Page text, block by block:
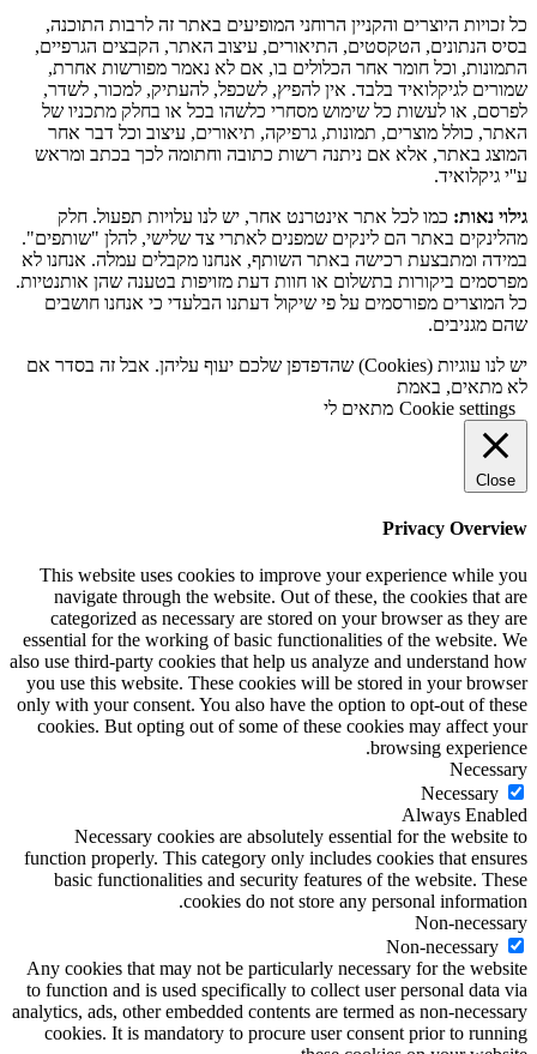
כל זכויות היוצרים והקניין הרוחני המופיעים באתר זה לרבות התוכנה,
בסיס הנתונים, הטקסטים, התיאורים, עיצוב האתר, הקבצים הגרפיים,
התמונות, וכל חומר אחר הכלולים בו, אם לא נאמר מפורשות אחרת,
שמורים לגיקלואיד בלבד. אין להפיץ, לשכפל, להעתיק, למכור, לשדר,
לפרסם, או לעשות כל שימוש מסחרי כלשהו בכל או בחלק מתכניו של
האתר, כולל מוצרים, תמונות, גרפיקה, תיאורים, עיצוב וכל דבר אחר
המוצג באתר, אלא אם ניתנה רשות כתובה וחתומה לכך בכתב ומראש
ע''י גיקלואיד.
גילוי נאות: כמו לכל אתר אינטרנט אחר, יש לנו עלויות תפעול. חלק
מהלינקים באתר הם לינקים שמפנים לאתרי צד שלישי, להלן "שותפים".
במידה ומתבצעת רכישה באתר השותף, אנחנו מקבלים עמלה. אנחנו לא
מפרסמים ביקורות בתשלום או חוות דעת מזויפות בטענה שהן אותנטיות.
כל המוצרים מפורסמים על פי שיקול דעתנו הבלעדי כי אנחנו חושבים
שהם מגניבים.
יש לנו עוגיות (Cookies) שהדפדפן שלכם יעוף עליהן. אבל זה בסדר אם
לא מתאים, באמת
Cookie settings מתאים לי
Close
Privacy Overview
This website uses cookies to improve your experience while you
navigate through the website. Out of these, the cookies that are
categorized as necessary are stored on your browser as they are
essential for the working of basic functionalities of the website. We
also use third-party cookies that help us analyze and understand how
you use this website. These cookies will be stored in your browser
only with your consent. You also have the option to opt-out of these
cookies. But opting out of some of these cookies may affect your
browsing experience.
Necessary
Necessary
Always Enabled
Necessary cookies are absolutely essential for the website to
function properly. This category only includes cookies that ensures
basic functionalities and security features of the website. These
cookies do not store any personal information.
Non-necessary
Non-necessary
Any cookies that may not be particularly necessary for the website
to function and is used specifically to collect user personal data via
analytics, ads, other embedded contents are termed as non-necessary
cookies. It is mandatory to procure user consent prior to running